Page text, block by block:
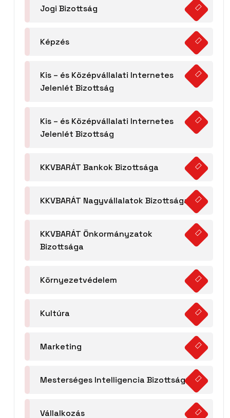
Jogi Bizottság
Képzés
Kis – és Középvállalati Internetes
Jelenlét Bizottság
Kis – és Középvállalati Internetes
Jelenlét Bizottság
KKVBARÁT Bankok Bizottsága
KKVBARÁT Nagyvállalatok Bizottsága
KKVBARÁT Önkormányzatok
Bizottsága
Környezetvédelem
Kultúra
Marketing
Mesterséges Intelligencia Bizottság
Vállalkozás